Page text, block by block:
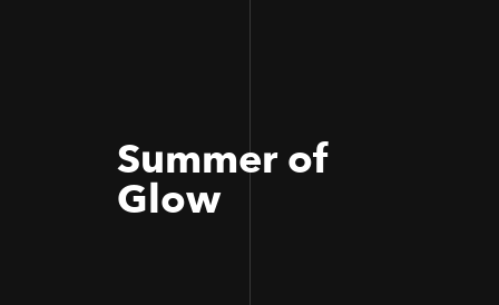
Summer of
Glow